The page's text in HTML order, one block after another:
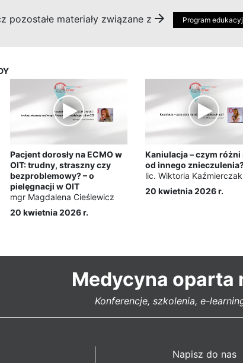
pozostałe materiały związane z Program
Pacjent dorosły na ECMO w
OIT: trudny, straszny czy
bezproblemowy? – o
pielęgnacji w OIT
mgr Magdalena Cieślewicz
20 kwietnia 2026 r.
Kaniulacja – czym różni
od innego
lic. Wiktoria Kaźmierczak
20 kwietnia 2026 r.
Medycyna oparta
Konferencje, szkolenia, e-
Napisz do nas